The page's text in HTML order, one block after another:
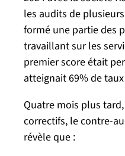
les audits de
formé une partie des
travaillant sur les
premier score était
atteignait 69% de
Quatre mois plus
correctifs, le contre-
révèle que :